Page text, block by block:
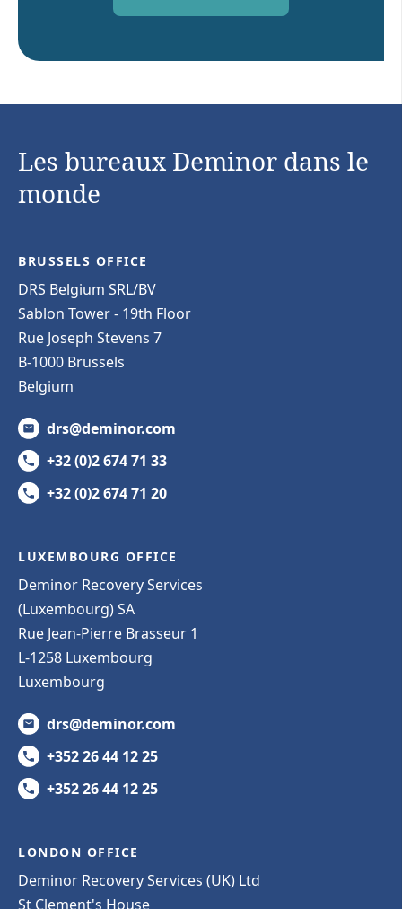
Les bureaux Deminor dans le
monde
BRUSSELS OFFICE
DRS Belgium SRL/BV
Sablon Tower - 19th Floor
Rue Joseph Stevens 7
B-1000 Brussels
Belgium
drs@deminor.com
+32 (0)2 674 71 33
+32 (0)2 674 71 20
LUXEMBOURG OFFICE
Deminor Recovery Services
(Luxembourg) SA
Rue Jean-Pierre Brasseur 1
L-1258 Luxembourg
Luxembourg
drs@deminor.com
+352 26 44 12 25
+352 26 44 12 25
LONDON OFFICE
Deminor Recovery Services (UK) Ltd
St Clement's House